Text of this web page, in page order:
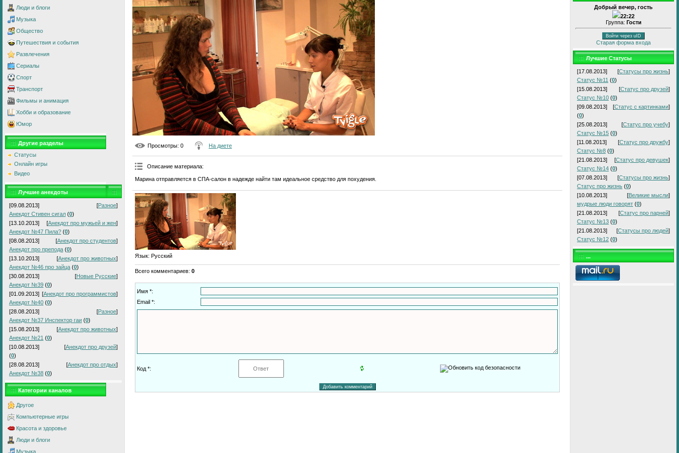
Люди и блоги
Музыка
Общество
Путешествия и события
Развлечения
Сериалы
Спорт
Транспорт
Фильмы и анимация
Хобби и образование
Юмор
Другие разделы
Статусы
Онлайн игры
Видео
Лучшие анекдоты
[09.08.2013] [Разное]
Анекдот Стивен сигал (0)
[13.10.2013]
[Анекдот про мужьей и жен]
Анекдот №47 Пила? (0)
[08.08.2013]
[Анекдот про студентов]
Анекдот про препода (0)
[13.10.2013]
[Анекдот про животных]
Анекдот №46 про зайца (0)
[30.08.2013]
[Новые Русские]
Анекдот №39 (0)
[01.09.2013] [Анекдот про программистов]
Анекдот №40 (0)
[28.08.2013]
[Разное]
Анекдот №37 Инспектор гаи (0)
[15.08.2013]
[Анекдот про животных]
Анекдот №21 (0)
[10.08.2013]
[Анекдот про друзей]
(0)
[28.08.2013]
[Анекдот про отдых]
Анекдот №38 (0)
Категории каналов
Другое
Компьютерные игры
Красота и здоровье
Люди и блоги
Музыка
Просмотры: 0 На диете
Описание материала:
Марина отправляется в СПА-салон в надежде найти там идеальное средство для похудения.
Язык: Русский
Всего комментариев: 0
Имя *:
Email *:
Код *:
Добрый вечер, гость
22:22
Группа: Гости
Войти через uID
Старая форма входа
Лучшие Статусы
[17.08.2013] [Статусы про жизнь]
Статус №11 (0)
[15.08.2013]
[Статус про друзей]
Статус №10 (0)
[09.08.2013]
[Статус с картинками]
(0)
[25.08.2013]
[Статус про учебу]
Статус №15 (0)
[11.08.2013]
[Статус про дружбу]
Статус №8 (0)
[21.08.2013]
[Статус про девушек]
Статус №14 (0)
[07.08.2013]
[Статусы про жизнь]
Статус про жизнь (0)
[10.08.2013]
[Великие мысли]
мудрые люди говорят (0)
[21.08.2013]
[Статус про парней]
Статус №13 (0)
[21.08.2013]
[Статусы про людей]
Статус №12 (0)
...